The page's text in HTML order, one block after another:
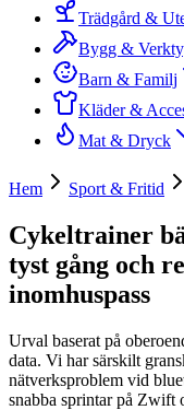
Trädgård &
Bygg &
Barn & Familj
Kläder &
Mat & Dryck
Hem Sport & Fritid
Cykeltrainer
tyst gång och
inomhuspass
Urval baserat på
data. Vi har särskilt
nätverksproblem vid
snabba sprintar på Zwift